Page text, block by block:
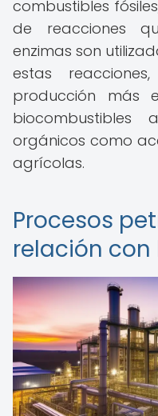
combustibles
de reacciones
enzimas son
estas
producción más
orgánicos como
agrícolas.
Procesos
relación con